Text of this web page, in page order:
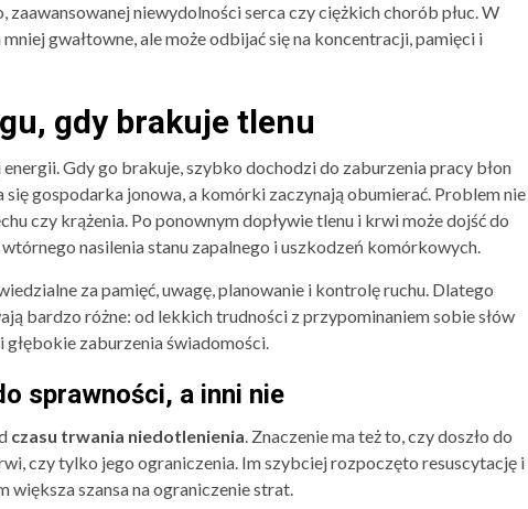
zaawansowanej niewydolności serca czy ciężkich chorób płuc. W
gwałtowne, ale może odbijać się na koncentracji, pamięci i
gdy brakuje tlenu
Gdy go brakuje, szybko dochodzi do zaburzenia pracy błon
gospodarka jonowa, a komórki zaczynają obumierać. Problem nie
czy krążenia. Po ponownym dopływie tlenu i krwi może dojść do
nasilenia stanu zapalnego i uszkodzeń komórkowych.
za pamięć, uwagę, planowanie i kontrolę ruchu. Dlatego
bardzo różne: od lekkich trudności z przypominaniem sobie słów
głębokie zaburzenia świadomości.
sprawności, a inni nie
czasu trwania niedotlenienia. Znaczenie ma też to, czy doszło do
czy tylko jego ograniczenia. Im szybciej rozpoczęto resuscytację i
szansa na ograniczenie strat.